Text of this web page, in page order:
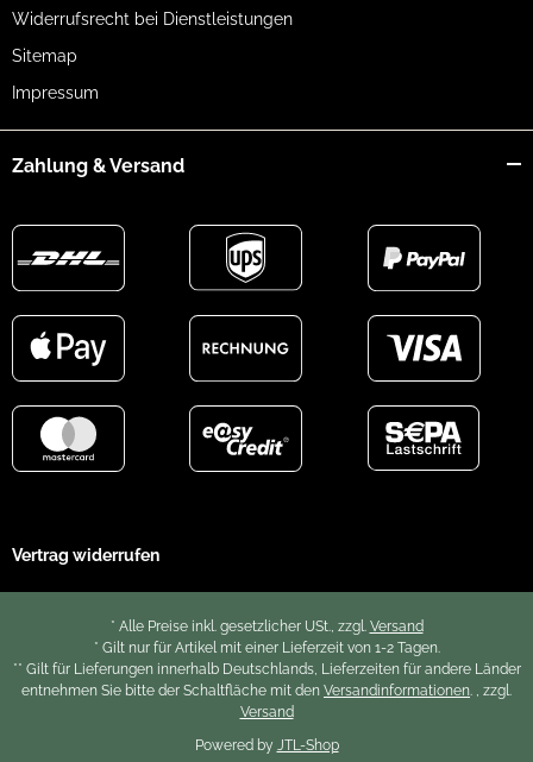
Widerrufsrecht bei Dienstleistungen
Sitemap
Impressum
Zahlung & Versand
Vertrag widerrufen
* Alle Preise inkl. gesetzlicher USt., zzgl. Versand
* Gilt nur für Artikel mit einer Lieferzeit von 1-2 Tagen.
** Gilt für Lieferungen innerhalb Deutschlands, Lieferzeiten für andere Länder
entnehmen Sie bitte der Schaltfläche mit den Versandinformationen. , zzgl.
Versand
Powered by JTL-Shop